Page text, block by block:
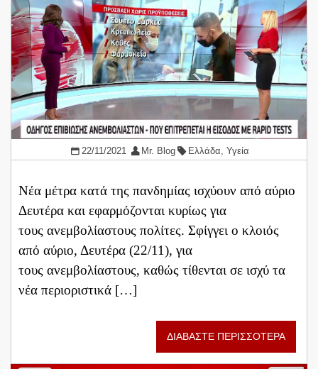
22/11/2021 Mr. Blog Ελλάδα ,Υγεία
Νέα μέτρα κατά της πανδημίας ισχύουν από αύριο
Δευτέρα και εφαρμόζονται κυρίως για
τους ανεμβολίαστους πολίτες. Σφίγγει ο κλοιός
από αύριο, Δευτέρα (22/11), για
τους ανεμβολίαστους, καθώς τίθενται σε ισχύ τα
νέα περιοριστικά […]
ΔΙΑΒΑΣΤΕ ΠΕΡΙΣΣΟΤΕΡΑ